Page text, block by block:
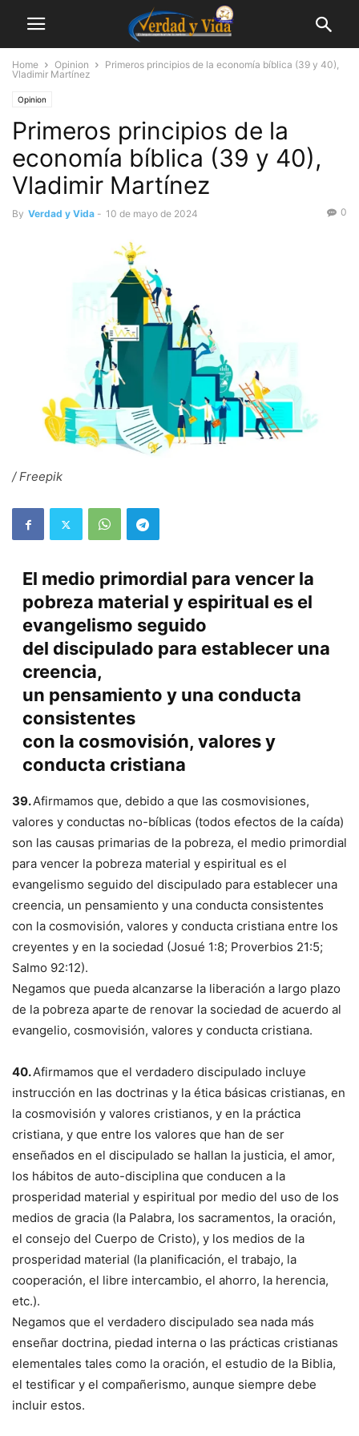
Home Opinion
Primeros principios de la economía bíblica (39 y 40),
Vladimir Martínez
Opinion
Primeros principios de la
economía bíblica (39 y 40),
Vladimir Martínez
By Verdad y Vida - 10 de mayo de 2024 0
/ Freepik
El medio primordial para vencer la
pobreza material y espiritual es el
evangelismo seguido
del discipulado para establecer una
creencia,
un pensamiento y una conducta
consistentes
con la cosmovisión, valores y
conducta cristiana
39.Afirmamos que, debido a que las cosmovisiones,
valores y conductas no-bíblicas (todos efectos de la caída)
son las causas primarias de la pobreza, el medio primordial
para vencer la pobreza material y espiritual es el
evangelismo seguido del discipulado para establecer una
creencia, un pensamiento y una conducta consistentes
con la cosmovisión, valores y conducta cristiana entre los
creyentes y en la sociedad (Josué 1:8; Proverbios 21:5;
Salmo 92:12).
Negamos que pueda alcanzarse la liberación a largo plazo
de la pobreza aparte de renovar la sociedad de acuerdo al
evangelio, cosmovisión, valores y conducta cristiana.
40.Afirmamos que el verdadero discipulado incluye
instrucción en las doctrinas y la ética básicas cristianas, en
la cosmovisión y valores cristianos, y en la práctica
cristiana, y que entre los valores que han de ser
enseñados en el discipulado se hallan la justicia, el amor,
los hábitos de auto-disciplina que conducen a la
prosperidad material y espiritual por medio del uso de los
medios de gracia (la Palabra, los sacramentos, la oración,
el consejo del Cuerpo de Cristo), y los medios de la
prosperidad material (la planificación, el trabajo, la
cooperación, el libre intercambio, el ahorro, la herencia,
etc.).
Negamos que el verdadero discipulado sea nada más
enseñar doctrina, piedad interna o las prácticas cristianas
elementales tales como la oración, el estudio de la Biblia,
el testificar y el compañerismo, aunque siempre debe
incluir estos.